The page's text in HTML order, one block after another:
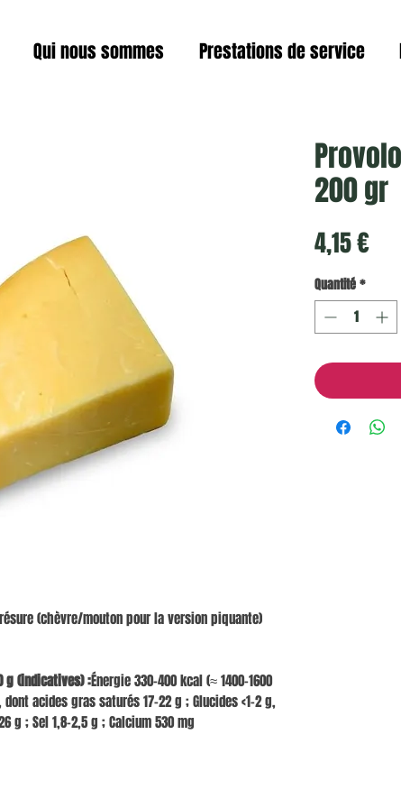
Qui nous sommes Prestations de service
(chèvre/mouton pour la version piquante)
g (indicatives) :Énergie 330-400 kcal (≈ 1400-1600
acides gras saturés 17-22 g ; Glucides <1-2 g,
g ; Sel 1,8-2,5 g ; Calcium 530 mg
200 gr
4,15 €Prix
Quantité*